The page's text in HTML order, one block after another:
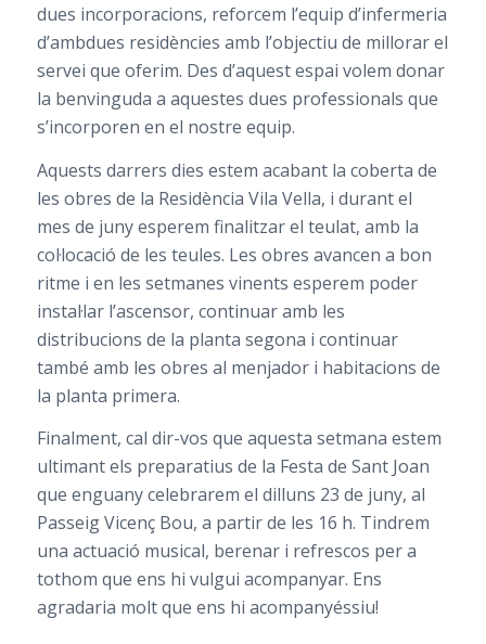
dues incorporacions, reforcem l’equip d’infermeria
d’ambdues residències amb l’objectiu de millorar el
servei que oferim. Des d’aquest espai volem donar
la benvinguda a aquestes dues professionals que
s’incorporen en el nostre equip.
Aquests darrers dies estem acabant la coberta de
les obres de la Residència Vila Vella, i durant el
mes de juny esperem finalitzar el teulat, amb la
col·locació de les teules. Les obres avancen a bon
ritme i en les setmanes vinents esperem poder
instal·lar l’ascensor, continuar amb les
distribucions de la planta segona i continuar
també amb les obres al menjador i habitacions de
la planta primera.
Finalment, cal dir-vos que aquesta setmana estem
ultimant els preparatius de la Festa de Sant Joan
que enguany celebrarem el dilluns 23 de juny, al
Passeig Vicenç Bou, a partir de les 16 h. Tindrem
una actuació musical, berenar i refrescos per a
tothom que ens hi vulgui acompanyar. Ens
agradaria molt que ens hi acompanyéssiu!